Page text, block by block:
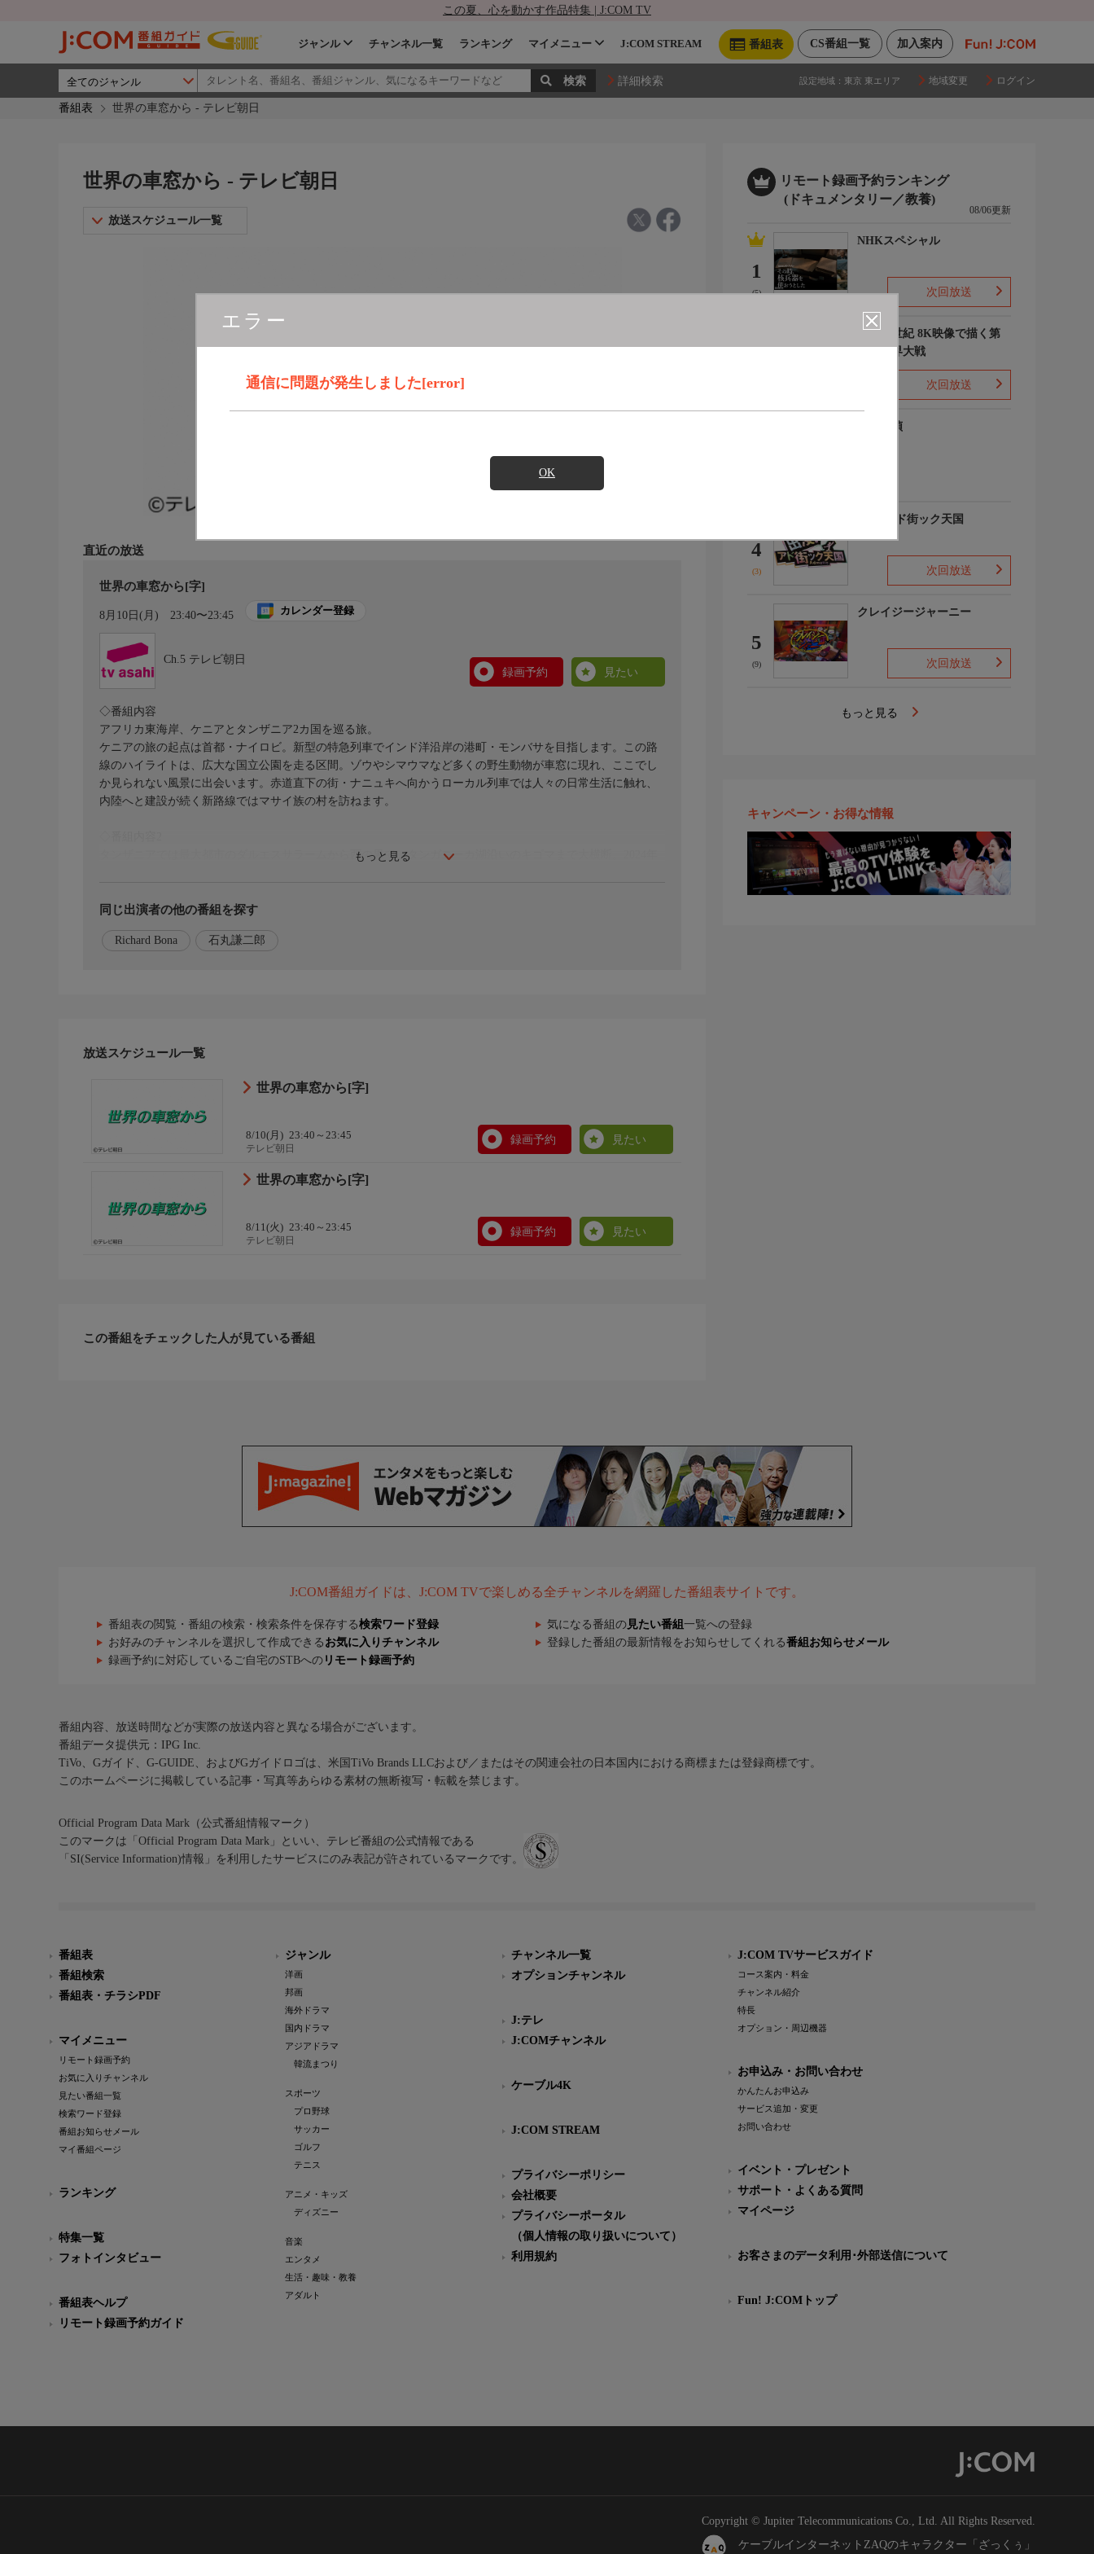
この夏、心を動かす作品特集 | J:COM TV
加入案内
CS番組一覧
番組表
ジャンル チャンネル一覧 ランキング マイメニュー J:COM STREAM
詳細検索 設定地域： 東京 東エリア 地域変更 ログイン
番組表 世界の車窓から - テレビ朝日
エラー
通信に問題が発生しました[error]
OK
世界の車窓から - テレビ朝日
放送スケジュール一覧
直近の放送
世界の車窓から[字]
8月10日(月) 23:40〜23:45 カレンダー登録
Ch.5 テレビ朝日
録画予約
見たい
もっと見る
◇番組内容
アフリカ東海岸、ケニアとタンザニア2カ国を巡る旅。
ケニアの旅の起点は首都・ナイロビ。新型の特急列車でインド洋沿岸の港町・モンバサを目指します。この路
線のハイライトは、広大な国立公園を走る区間。ゾウやシマウマなど多くの野生動物が車窓に現れ、ここでし
か見られない風景に出会います。赤道直下の街・ナニュキへ向かうローカル列車では人々の日常生活に触れ、
内陸へと建設が続く新路線ではマサイ族の村を訪ねます。
タンザニアでは最大都市のダルエスサラームから西の果て、タンガニーカ湖沿いのキゴマまで大横断。2024年
多くの笑顔に出会いながら、東アフリカの大自然を駆け抜ける旅をお楽しみください。
◇ナレーター
番組ホームページでは、ディレクターの撮影日記や過去の放送内容などがご覧いただけます。
http://www.tv-asahi.co.jp/train/
☆番組公式Instagram
https://www.instagram.com/sekainoshasokara_tvasahi/
同じ出演者の他の番組を探す
Richard Bona 石丸謙二郎
放送スケジュール一覧
世界の車窓から[字]
8/10(月) 23:40～23:45
テレビ朝日
録画予約 見たい
世界の車窓から[字]
8/11(火) 23:40～23:45
テレビ朝日
録画予約 見たい
この番組をチェックした人が見ている番組
リモート録画予約ランキング
(ドキュメンタリー／教養)
08/06更新
1
(5)
NHKスペシャル
次回放送
映像の世紀 8K映像で描く第
二次世界大戦
次回放送
歴史探偵
4
(3)
出没!アド街ック天国
次回放送
5
(9)
クレイジージャーニー
次回放送
もっと見る
キャンペーン・お得な情報
J:COM番組ガイドは、J:COM TVで楽しめる全チャンネルを網羅した番組表サイトです。
番組表の閲覧・番組の検索・検索条件を保存する検索ワード登録 気になる番組の 見たい番組 一覧への登録
お好みのチャンネルを選択して作成できる お気に入りチャンネル 登録した番組の最新情報をお知らせしてくれる番組お知らせメール
録画予約に対応しているご自宅のSTBへの リモート録画予約
番組内容、放送時間などが実際の放送内容と異なる場合がございます。
番組データ提供元：IPG Inc.
TiVo、Gガイド、G-GUIDE、およびGガイドロゴは、米国TiVo Brands LLCおよび／またはその関連会社の日本国内における商標または登録商標です。
このホームページに掲載している記事・写真等あらゆる素材の無断複写・転載を禁じます。
Official Program Data Mark（公式番組情報マーク）
このマークは「Official Program Data Mark」といい、テレビ番組の公式情報である
「SI(Service Information)情報」を利用したサービスにのみ表記が許されているマークです。
番組表
番組検索
番組表・チラシPDF
マイメニュー
リモート録画予約
お気に入りチャンネル
見たい番組一覧
検索ワード登録
番組お知らせメール
マイ番組ページ
ランキング
特集一覧
フォトインタビュー
番組表ヘルプ
リモート録画予約ガイド
ジャンル
洋画
邦画
海外ドラマ
国内ドラマ
アジアドラマ
韓流まつり
スポーツ
プロ野球
サッカー
ゴルフ
テニス
アニメ・キッズ
ディズニー
音楽
エンタメ
生活・趣味・教養
アダルト
チャンネル一覧
オプションチャンネル
J:テレ
J:COMチャンネル
ケーブル4K
J:COM STREAM
プライバシーポリシー
会社概要
プライバシーポータル
（個人情報の取り扱いについて）
利用規約
J:COM TVサービスガイド
コース案内・料金
チャンネル紹介
特長
オプション・周辺機器
お申込み・お問い合わせ
かんたんお申込み
サービス追加・変更
お問い合わせ
イベント・プレゼント
サポート・よくある質問
マイページ
お客さまのデータ利用･外部送信について
Fun! J:COMトップ
Copyright © Jupiter Telecommunications Co., Ltd. All Rights Reserved.
ケーブルインターネットZAQのキャラクター「ざっくぅ」